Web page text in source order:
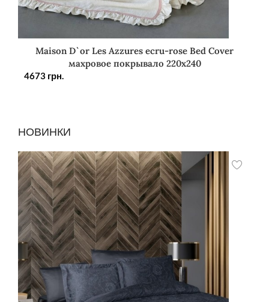
Maison D`or Les Azzures ecru-rose Bed Cover
махровое покрывало 220х240
4673 грн.
НОВИНКИ